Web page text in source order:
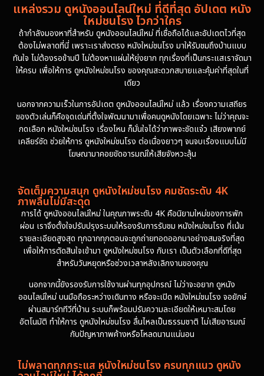
แหล่งรวม ดูหนังออนไลน์ใหม่ ที่ดีที่สุด อัปเดต หนัง
ใหม่ชนโรง ไวกว่าใคร
ถ้ากำลังมองหาที่สำหรับ ดูหนังออนไลน์ใหม่ ที่เชื่อถือได้และอัปเดตไวที่สุด
ต้องไม่พลาดที่นี่ เพราะเราส่งตรง หนังใหม่ชนโรง มาให้รับชมถึงบ้านแบบ
ทันใจ ไม่ต้องรอข้ามปี ไม่ต้องหาแผ่นให้ยุ่งยาก ทุกเรื่องที่เป็นกระแสเราจัดมา
ให้ครบ เพื่อให้การ ดูหนังใหม่ชนโรง ของคุณสะดวกสบายและคุ้มค่าที่สุดในที่
เดียว
นอกจากความเร็วในการอัปเดต ดูหนังออนไลน์ใหม่ แล้ว เรื่องความเสถียร
ของตัวเล่นก็คือจุดเด่นที่ตั้งใจพัฒนามาเพื่อคนดูหนังโดยเฉพาะ ไม่ว่าคุณจะ
กดเลือก หนังใหม่ชนโรง เรื่องไหน ก็มั่นใจได้ว่าภาพจะชัดแจ๋ว เสียงพากย์
เคลียร์ชัด ช่วยให้การ ดูหนังใหม่ชนโรง ต่อเนื่องยาวๆ จนจบเรื่องแบบไม่มี
โฆษณามาคอยขัดอารมณ์ให้เสียจังหวะลุ้น
จัดเต็มความสนุก ดูหนังใหม่ชนโรง คมชัดระดับ 4K
ภาพลื่นไม่มีสะดุด
การได้ ดูหนังออนไลน์ใหม่ ในคุณภาพระดับ 4K คือนิยามใหม่ของการพัก
ผ่อน เราจึงตั้งใจปรับปรุงระบบให้รองรับการรับชม หนังใหม่ชนโรง ที่เน้น
รายละเอียดสูงสุด ทุกฉากทุกตอนจะถูกถ่ายทอดออกมาอย่างสมจริงที่สุด
เพื่อให้การตัดสินใจเข้ามา ดูหนังใหม่ชนโรง กับเรา เป็นตัวเลือกที่ดีที่สุด
สำหรับวันหยุดหรือช่วงเวลาหลังเลิกงานของคุณ
นอกจากนี้ยังรองรับการใช้งานผ่านทุกอุปกรณ์ ไม่ว่าจะอยาก ดูหนัง
ออนไลน์ใหม่ บนมือถือระหว่างเดินทาง หรือจะเปิด หนังใหม่ชนโรง จอยักษ์
ผ่านสมาร์ททีวีที่บ้าน ระบบก็พร้อมปรับความละเอียดให้เหมาะสมโดย
อัตโนมัติ ทำให้การ ดูหนังใหม่ชนโรง ลื่นไหลเป็นธรรมชาติ ไม่เสียอารมณ์
กับปัญหาภาพค้างหรือโหลดนานแน่นอน
ไม่พลาดทุกกระแส หนังใหม่ชนโรง ครบทุกแนว ดูหนัง